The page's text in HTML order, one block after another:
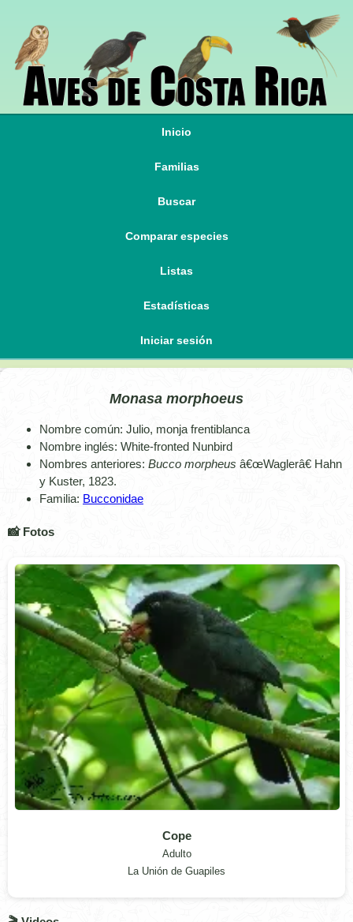
Inicio
Familias
Buscar
Comparar especies
Listas
Estadísticas
Iniciar sesión
Monasa morphoeus
Nombre común: Julio, monja frentiblanca
Nombre inglés: White-fronted Nunbird
Nombres anteriores: Bucco morpheus â€œWaglerâ€ Hahn
y Kuster, 1823.
Familia: Bucconidae
📸 Fotos
Cope
Adulto
La Unión de Guapiles